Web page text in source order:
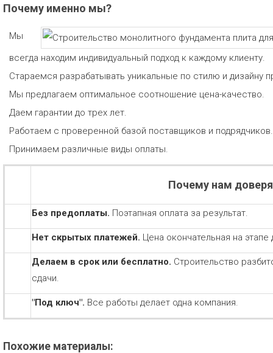
Почему именно мы?
Мы
всегда находим индивидуальный подход к каждому клиенту.
Стараемся разрабатывать уникальные по стилю и дизайну
Мы предлагаем оптимальное соотношение цена-качество.
Даем гарантии до трех лет.
Работаем с проверенной базой поставщиков и подрядчиков.
Принимаем различные виды оплаты.
Почему нам
Без предоплаты. Поэтапная оплата за результат.
Нет скрытых платежей. Цена окончательная на этапе
Делаем в срок или бесплатно. Строительство
сдачи.
"Под ключ". Все работы делает одна компания.
Похожие материалы: